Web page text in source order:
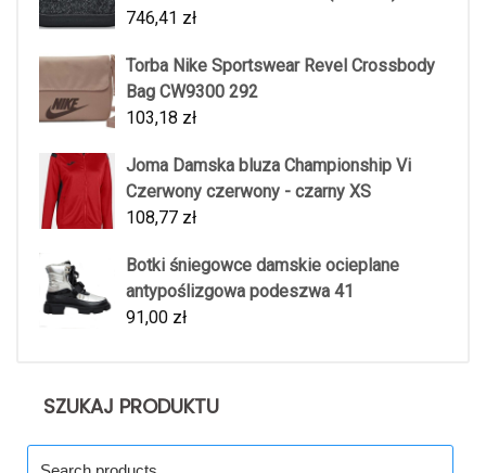
746,41 zł
Torba Nike Sportswear Revel Crossbody
Bag CW9300 292
103,18 zł
Joma Damska bluza Championship Vi
Czerwony czerwony - czarny XS
108,77 zł
Botki śniegowce damskie ocieplane
antypoślizgowa podeszwa 41
91,00 zł
SZUKAJ PRODUKTU